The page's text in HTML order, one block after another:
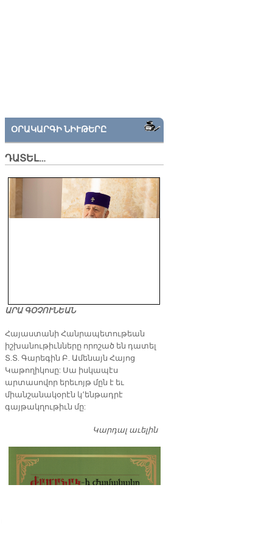
ՕՐԱԿԱՐԳԻ ՆԻՒԹԵՐԸ
ԴԱՏԵԼ…
ԱՐԱ ԳՕՉՈՒՆԵԱՆ
​Հայաստանի Հանրապետութեան
իշխանութիւնները որոշած են դատել
Տ.Տ. Գարեգին Բ. Ամենայն Հայոց
Կաթողիկոսը: Սա իսկապէս
արտասովոր երեւոյթ մըն է եւ
միանշանակօրէն կ՚ենթադրէ
գայթակղութիւն մը:
Կարդալ աւելինԴատել…